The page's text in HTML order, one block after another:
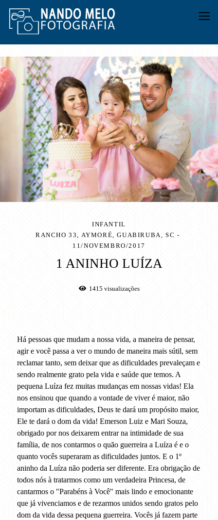
INFANTIL
RANCHO 33, AYMORÉ, GUABIRUBA, SC
11/NOVEMBRO/2017
1 ANINHO LUÍZA
1415 visualizações
Há pessoas que mudam a nossa vida, a maneira de pensar,
agir e você passa a ver o mundo de maneira mais sútil, sem
reclamar tanto, sem deixar que as dificuldades prevaleçam e
sendo realmente grato pela vida e saúde que temos. A
pequena Luíza fez muitas mudanças em nossas vidas! Ela
nos ensinou que quando a vontade de viver é maior, não
importam as dificuldades, Deus te dará um propósito maior,
Ele te dará o dom da vida! Emerson Luiz e Mari Souza,
obrigado por nos deixarem entrar na intimidade de sua
família, de nos contarmos o quão guerreira a Luíza é e o
quanto vocês superaram as dificuldades juntos. E o 1º
aninho da Luíza não poderia ser diferente. Era obrigação de
todos nós à tratarmos como um verdadeira Princesa, de
cantarmos o "Parabéns à Você" mais lindo e emocionante
que já vivenciamos e de rezarmos unidos sendo gratos pelo
dom da vida dessa pequena guerreira. Vocês já fazem parte